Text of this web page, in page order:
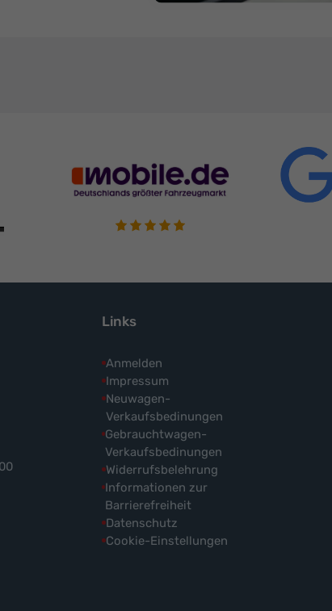
Links
Anmelden
Impressum
Neuwagen-
Verkaufsbedinungen
Gebrauchtwagen-
Verkaufsbedinungen
Widerrufsbelehrung
Informationen zur
Barrierefreiheit
Datenschutz
Cookie-Einstellungen